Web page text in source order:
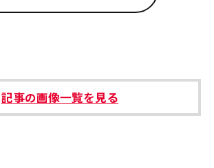
記事の画像一覧を見る